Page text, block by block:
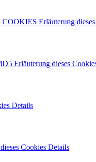
Erläuterung
Erläuterung dieses
Details
Cookies Details